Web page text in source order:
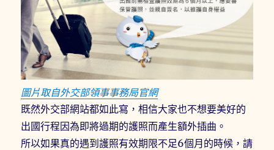
圖片取自外交部領事事務局官網
既然外交部網站都如此寫，相信大家也不想要美好的
出國行程因為即將過期的護照而產生額外插曲。
所以如果真的遇到護照有效期限不足6個月的時候，請